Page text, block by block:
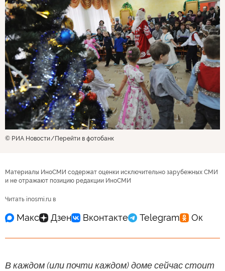
© РИА Новости Перейти в фотобанк
Материалы ИноСМИ содержат оценки исключительно зарубежных СМИ
и не отражают позицию редакции ИноСМИ
Читать inosmi.ru в
В каждом (или почти каждом) доме сейчас стоит